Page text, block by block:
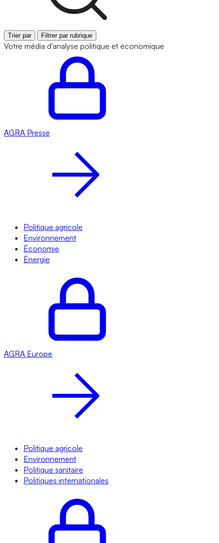
Trier par Filtrer par rubrique
Votre média d'analyse politique et économique
AGRA Presse
Politique agricole
Environnement
Économie
Énergie
AGRA Europe
Politique agricole
Environnement
Politique sanitaire
Politiques internationales